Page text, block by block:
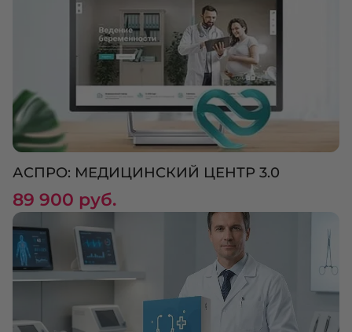
АСПРО: МЕДИЦИНСКИЙ ЦЕНТР 3.0
89 900 руб.